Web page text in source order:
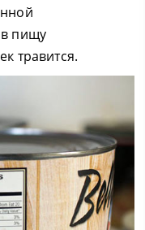
в пищу
травится.